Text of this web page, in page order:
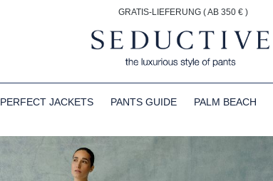
GRATIS-LIEFERUNG ( AB 350 € )
PERFECT JACKETS PANTS GUIDE PALM BEACH